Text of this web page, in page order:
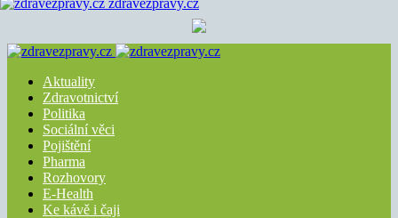
zdravezpravy.cz
Aktuality
Zdravotnictví
Politika
Sociální věci
Pojištění
Pharma
Rozhovory
E-Health
Ke kávě i čaji